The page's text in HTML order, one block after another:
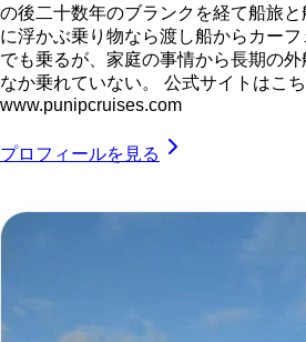
の後二十数年のブランクを経て船旅
に浮かぶ乗り物なら渡し船からカー
でも乗るが、家庭の事情から長期の
なか乗れていない。 公式サイトはこ
www.punipcruises.com
プロフィールを見る